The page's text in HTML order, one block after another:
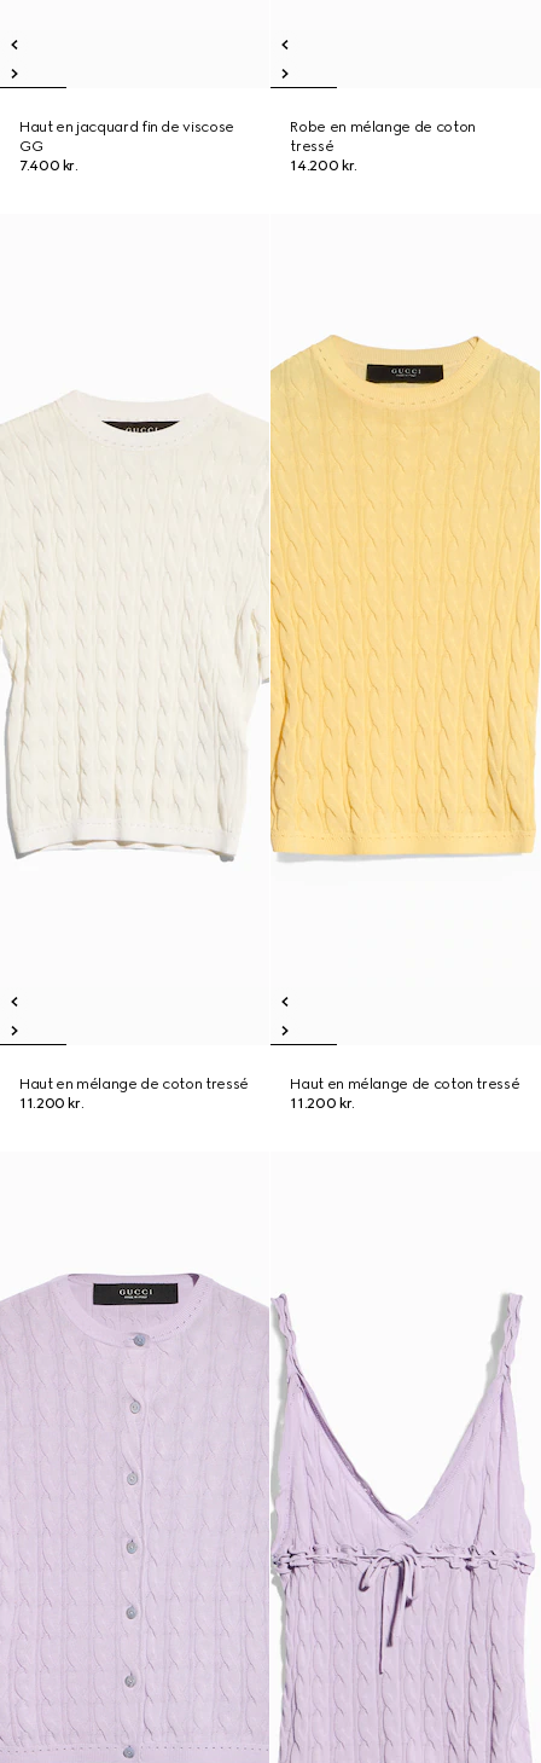
Haut en jacquard fin de viscose
GG
7.400 kr.
Robe en mélange de coton
tressé
14.200 kr.
Haut en mélange de coton tressé
11.200 kr.
Haut en mélange de coton tressé
11.200 kr.